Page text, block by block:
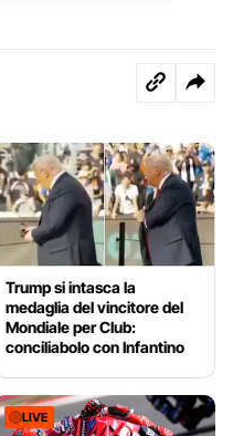
Trump si intasca la
medaglia del vincitore del
Mondiale per Club:
conciliabolo con Infantino
LIVE